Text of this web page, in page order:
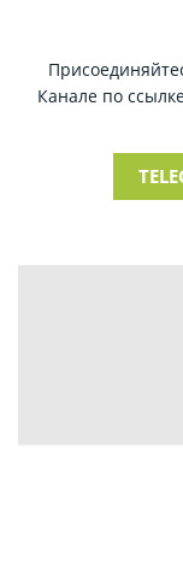
Канале по